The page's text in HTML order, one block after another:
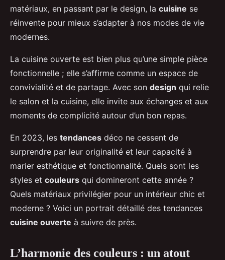
Sohan•20 décembre 2024•5 min de lecture
matériaux, en passant par le design, la cuisine se
réinvente pour mieux s’adapter à nos modes de vie
modernes.
La cuisine ouverte est bien plus qu’une simple pièce
fonctionnelle ; elle s’affirme comme un espace de
convivialité et de partage. Avec son design qui relie
le salon et la cuisine, elle invite aux échanges et aux
moments de complicité autour d’un bon repas.
En 2023, les tendances déco ne cessent de
surprendre par leur originalité et leur capacité à
marier esthétique et fonctionnalité. Quels sont les
styles et couleurs qui domineront cette année ?
Quels matériaux privilégier pour un intérieur chic et
moderne ? Voici un portrait détaillé des tendances
cuisine ouverte à suivre de près.
L’harmonie des couleurs : un atout